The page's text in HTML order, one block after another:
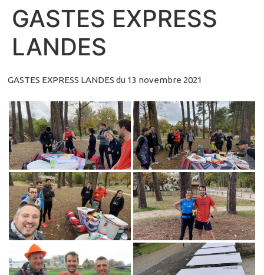
GASTES EXPRESS
LANDES
GASTES EXPRESS LANDES du 13 novembre 2021